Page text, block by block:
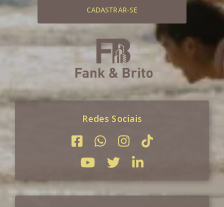
CADASTRAR-SE
Redes Sociais